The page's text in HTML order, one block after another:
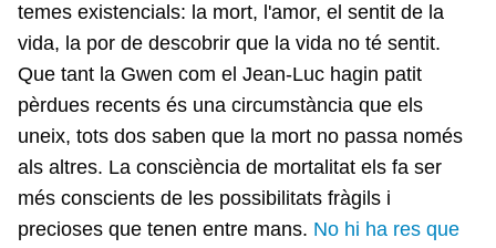
temes existencials: la mort, l'amor, el sentit de la
vida, la por de descobrir que la vida no té sentit.
Que tant la Gwen com el Jean-Luc hagin patit
pèrdues recents és una circumstància que els
uneix, tots dos saben que la mort no passa només
als altres. La consciència de mortalitat els fa ser
més conscients de les possibilitats fràgils i
precioses que tenen entre mans. No hi ha res que